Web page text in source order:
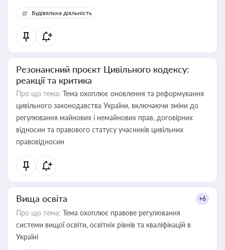
Будівельна діяльність
Резонансний проєкт Цивільного кодексу:
реакції та критика
Про що тема: Тема охоплює оновлення та реформування
цивільного законодавства України, включаючи зміни до
регулювання майнових і немайнових прав, договірних
відносин та правового статусу учасників цивільних
правовідносин
Вища освіта +6
Про що тема: Тема охоплює правове регулювання
системи вищої освіти, освітніх рівнів та кваліфікацій в
Україні